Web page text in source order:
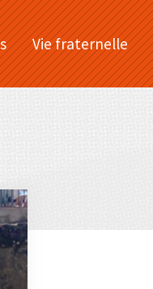
Vie fraternelle